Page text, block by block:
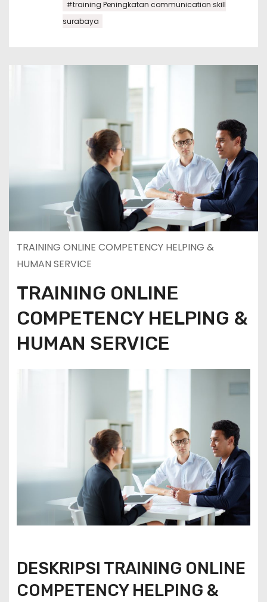
#training Peningkatan communication skill
surabaya
TRAINING ONLINE COMPETENCY HELPING &
HUMAN SERVICE
TRAINING ONLINE
COMPETENCY HELPING &
HUMAN SERVICE
DESKRIPSI TRAINING ONLINE
COMPETENCY HELPING &